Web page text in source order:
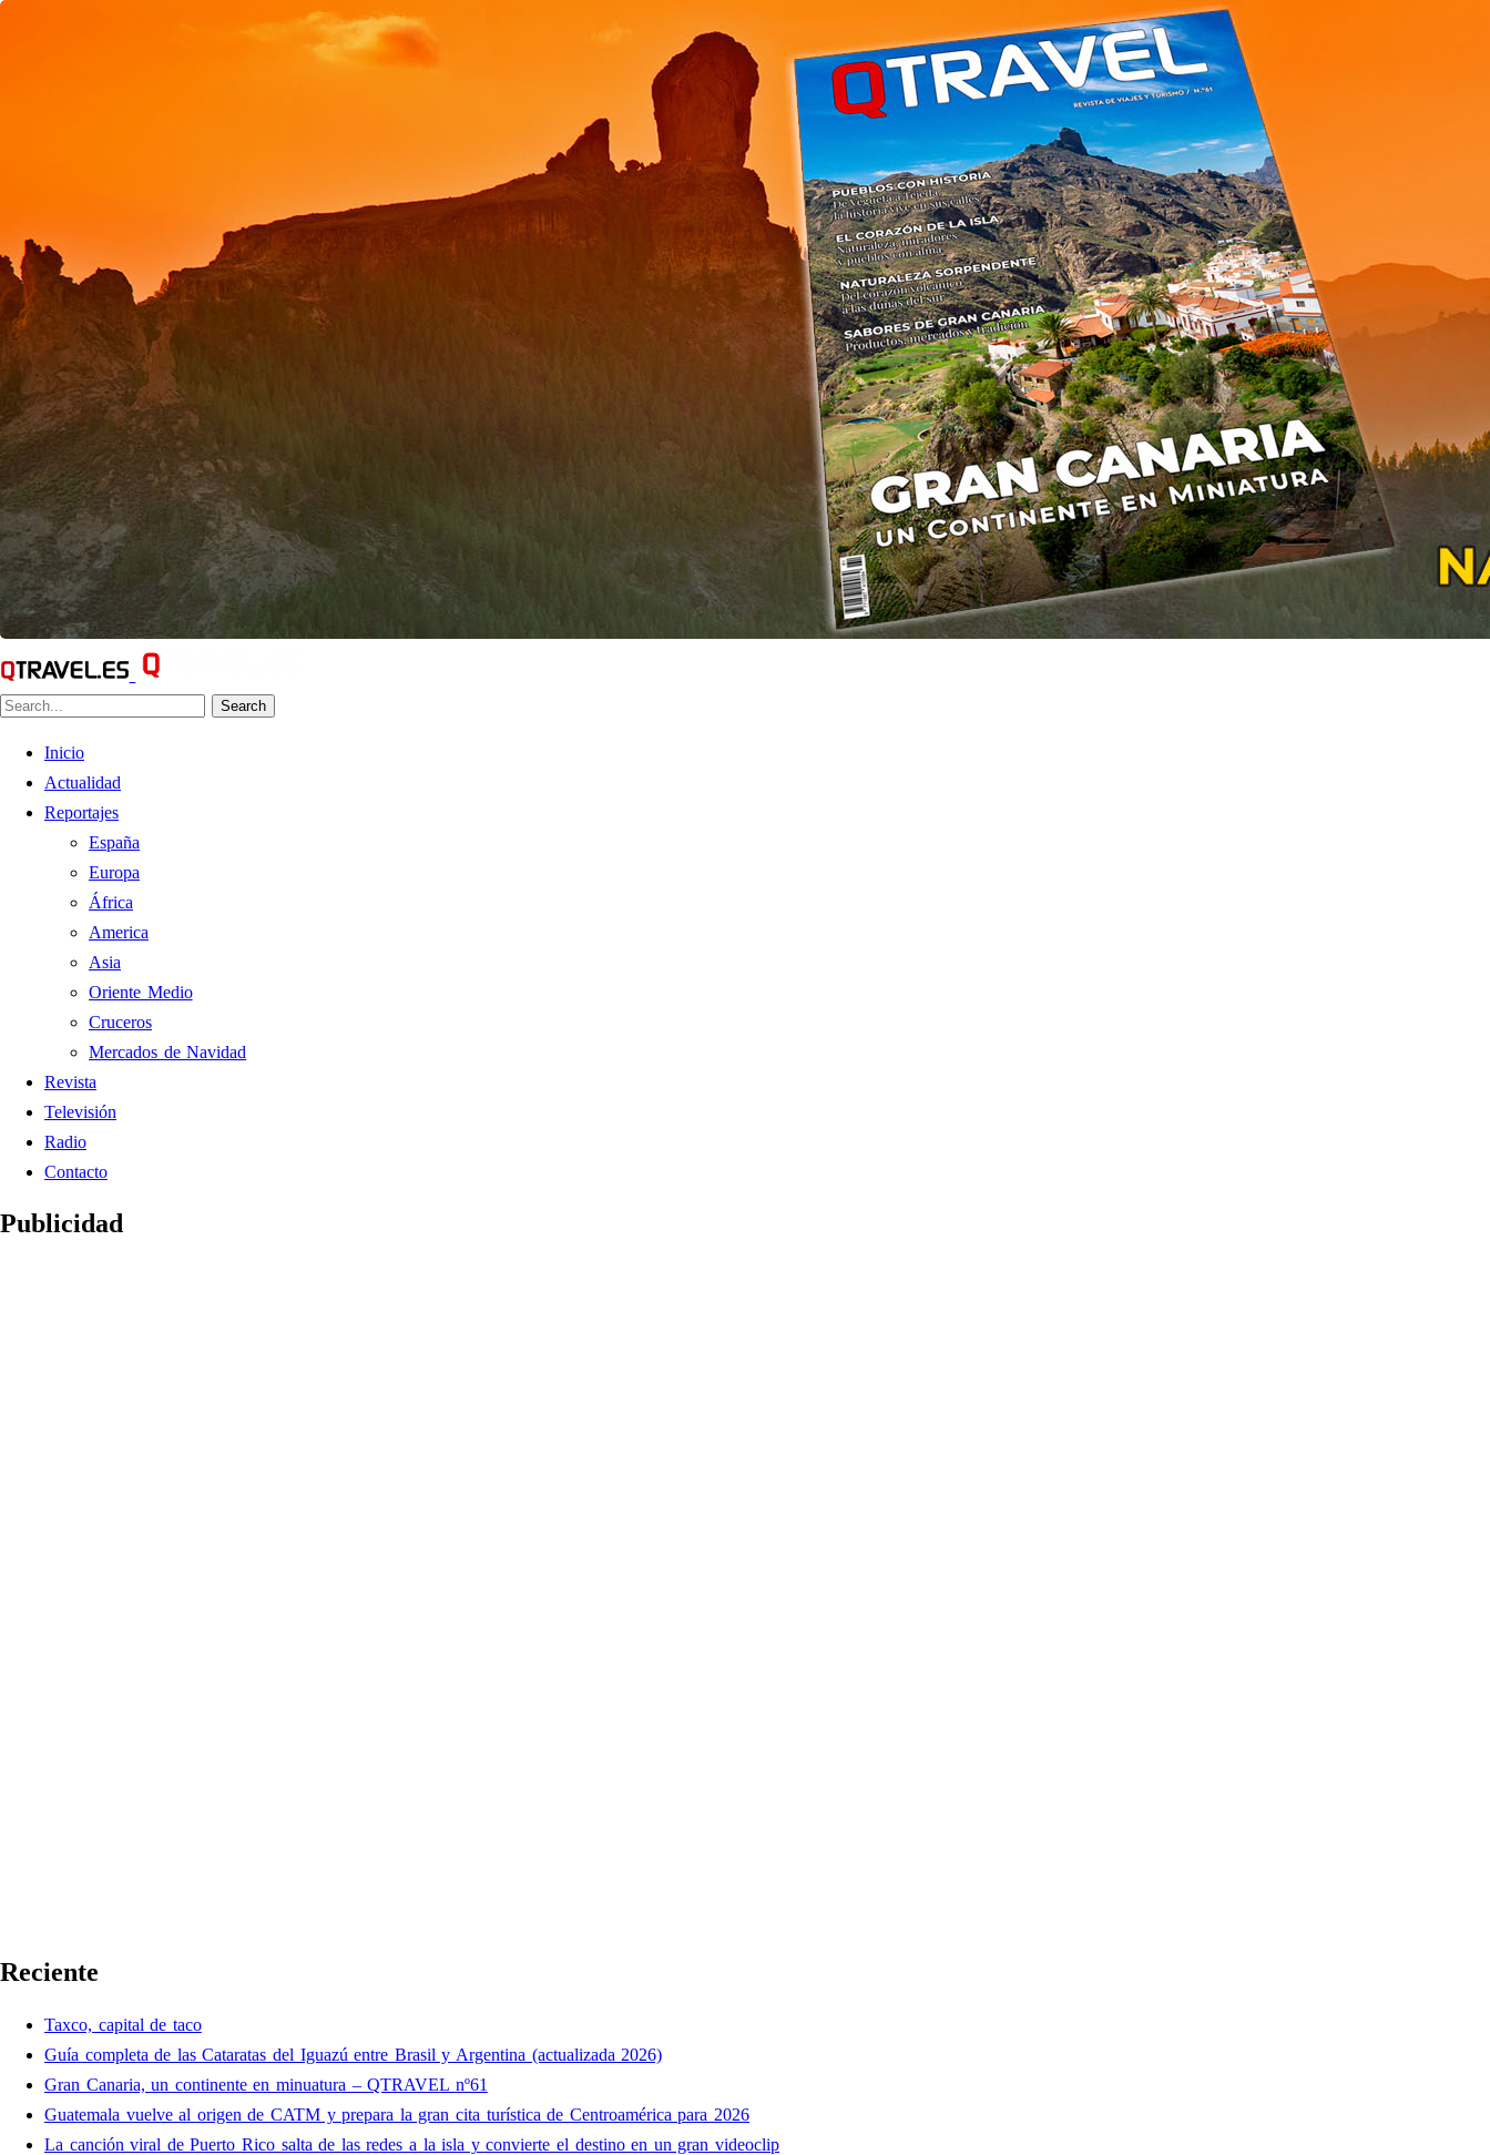
Search
Inicio
Actualidad
Reportajes
España
Europa
África
America
Asia
Oriente Medio
Cruceros
Mercados de Navidad
Revista
Televisión
Radio
Contacto
Publicidad
Reciente
Taxco, capital de taco
Guía completa de las Cataratas del Iguazú entre Brasil y Argentina (actualizada 2026)
Gran Canaria, un continente en minuatura – QTRAVEL nº61
Guatemala vuelve al origen de CATM y prepara la gran cita turística de Centroamérica para 2026
La canción viral de Puerto Rico salta de las redes a la isla y convierte el destino en un gran videoclip